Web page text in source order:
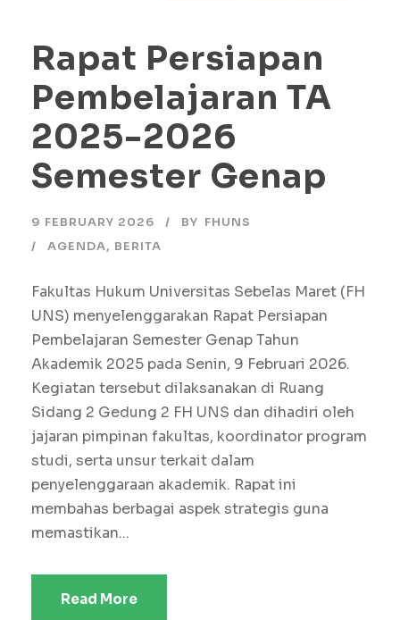
Rapat Persiapan
Pembelajaran TA
2025-2026
Semester Genap
9 FEBRUARY 2026 BY FHUNS
AGENDA, BERITA
Fakultas Hukum Universitas Sebelas Maret (FH
UNS) menyelenggarakan Rapat Persiapan
Pembelajaran Semester Genap Tahun
Akademik 2025 pada Senin, 9 Februari 2026.
Kegiatan tersebut dilaksanakan di Ruang
Sidang 2 Gedung 2 FH UNS dan dihadiri oleh
jajaran pimpinan fakultas, koordinator program
studi, serta unsur terkait dalam
penyelenggaraan akademik. Rapat ini
membahas berbagai aspek strategis guna
memastikan...
Read More